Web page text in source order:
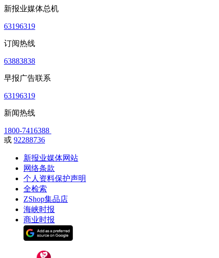
新报业媒体总机
63196319
订阅热线
63883838
早报广告联系
63196319
新闻热线
1800-7416388
或 92288736
新报业媒体网站
网络条款
个人资料保护声明
全检索
ZShop集品店
海峡时报
商业时报